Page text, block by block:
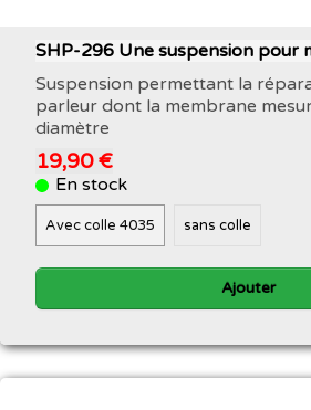
SHP-296 Une suspension pour
Suspension permettant la
parleur dont la membrane
diamètre
19,90 €
En stock
Avec colle 4035 sans colle
Ajouter